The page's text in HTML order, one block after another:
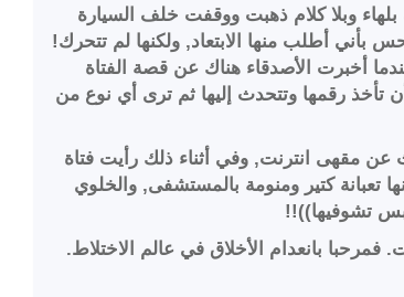
وبلا كلام ذهبت ووقفت خلف السيارة
بأني أطلب منها الابتعاد, ولكنها لم تتحرك!
أخبرت الأصدقاء هناك عن قصة الفتاة
تأخذ رقمها وتتحدث إليها ثم ترى أي نوع من
عن مقهى انترنت, وفي أثناء ذلك رأيت فتاة
تعبانة كتير ومنومة بالمستشفى, والخلوي
بس تشوفيها))!!
بانعدام الأخلاق في عالم الاختلاط.